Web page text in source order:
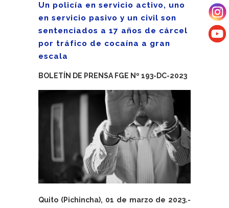
Un policía en servicio activo, uno
en servicio pasivo y un civil son
sentenciados a 17 años de cárcel
por tráfico de cocaína a gran
escala
BOLETÍN DE PRENSA FGE Nº 193-DC-2023
Quito (Pichincha), 01 de marzo de 2023.-